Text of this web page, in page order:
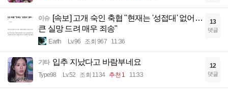
이슈 [속보] 고개 숙인 축협 "현재는 '성접대' 없어…
큰 실망 드려 매우 죄송"
Earth Lv.96 조회 967 11:36
13
댓글
기타 입추 지났다고 바람부네요
Type98 Lv.52 조회 1134 추천 1 11:33
12
댓글